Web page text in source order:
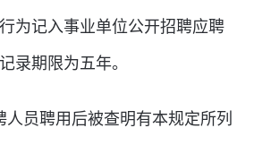
为记入事业单位公开招聘应聘
录期限为五年。
员聘用后被查明有本规定所列